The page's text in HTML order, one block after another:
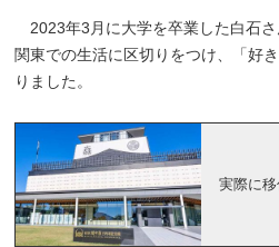
2023年3月に大学を卒業した白石
関東での生活に区切りをつけ、「好
りました。
実際に